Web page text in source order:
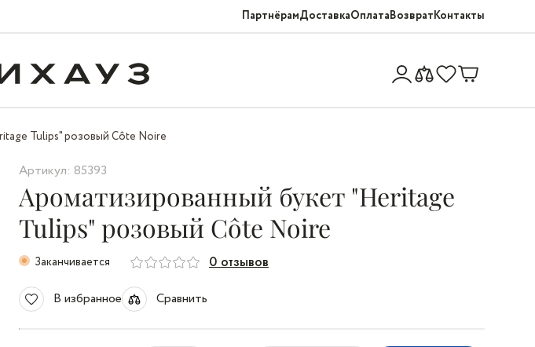
ПартнёрамДоставкаОплатаВозвратКонтакты
Tulips" розовый Côte Noire
Артикул: 85393
Ароматизированный букет "Heritage
Tulips" розовый Côte Noire
Заканчивается 0 отзывов
В избранное Сравнить